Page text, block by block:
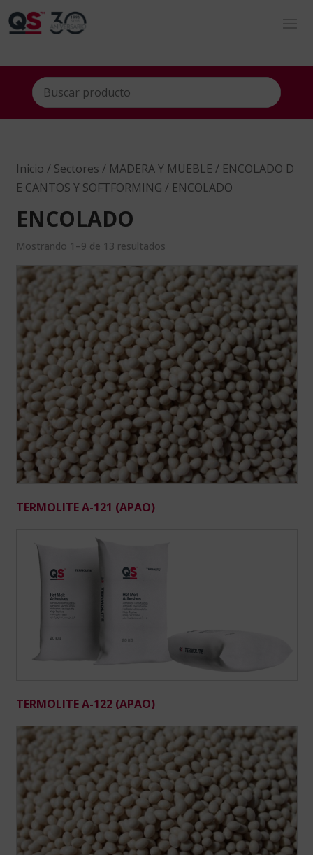
Inicio / Sectores / MADERA Y MUEBLE / ENCOLADO D
E CANTOS Y SOFTFORMING / ENCOLADO
ENCOLADO
Mostrando 1–9 de 13 resultados
TERMOLITE A-121 (APAO)
TERMOLITE A-122 (APAO)